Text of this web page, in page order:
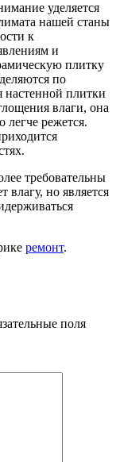
уделяется
нашей станы
к
и
плитку
по
настенной плитки
влаги, она
легче режется.
требовательны
влагу, но является
ремонт.
поля